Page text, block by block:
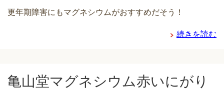
更年期障害にもマグネシウムがおすすめだそう！
続きを読む
亀山堂マグネシウム赤いにがり